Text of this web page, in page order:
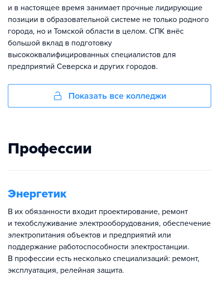
и в настоящее время занимает прочные лидирующие
позиции в образовательной системе не только родного
города, но и Томской области в целом. СПК внёс
большой вклад в подготовку
высококвалифицированных специалистов для
предприятий Северска и других городов.
Показать все колледжи
Профессии
Энергетик
В их обязанности входит проектирование, ремонт
и техобслуживание электрооборудования, обеспечение
электропитания объектов и предприятий или
поддержание работоспособности электростанции.
В профессии есть несколько специализаций: ремонт,
эксплуатация, релейная защита.